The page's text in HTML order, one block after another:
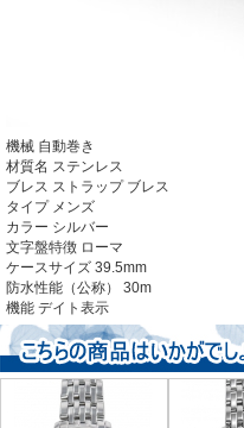
機械 自動巻き
材質名 ステンレス
ブレス ストラップ ブレス
タイプ メンズ
カラー シルバー
文字盤特徴 ローマ
ケースサイズ 39.5mm
防水性能（公称）
30m
機能 デイト表示